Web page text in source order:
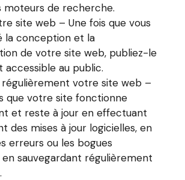
moteurs de recherche.
site web – Une fois que vous
la conception et la
de votre site web, publiez-le
accessible au public.
régulièrement votre site web –
que votre site fonctionne
et reste à jour en effectuant
des mises à jour logicielles, en
erreurs ou les bogues
sauvegardant régulièrement